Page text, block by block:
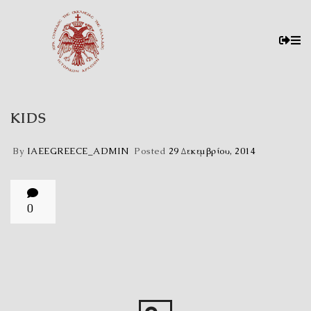
KIDS
By IAEEGREECE_ADMIN Posted 29 Δεκεμβρίου, 2014
0